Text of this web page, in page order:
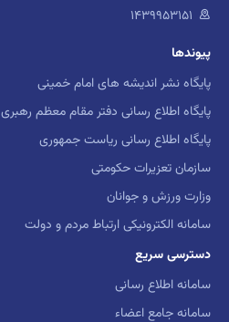
۱۴۳۹۹۵۳۱۵۱
پیوندها
پایگاه نشر اندیشه های امام خمینی
پایگاه اطلاع رسانی دفتر مقام معظم رهبری
پایگاه اطلاع رسانی ریاست جمهوری
سازمان تعزیرات حکومتی
وزارت ورزش و جوانان
سامانه الکترونیکی ارتباط مردم و دولت
دسترسی سریع
سامانه اطلاع رسانی
سامانه جامع اعضاء